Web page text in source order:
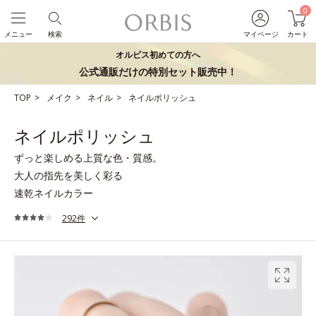
マイページ
0
カート
検索
メニュー
オルビス初めての方へ
公式通販だけの特別セット販売中！
TOP メイク ネイル ネイルポリッシュ
ネイルポリッシュ
ずっと楽しめる上質な色・質感。
大人の指先を美しく彩る
速乾ネイルカラー
292件